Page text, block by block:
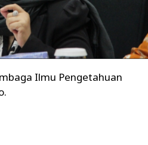
Ilmu Pengetahuan